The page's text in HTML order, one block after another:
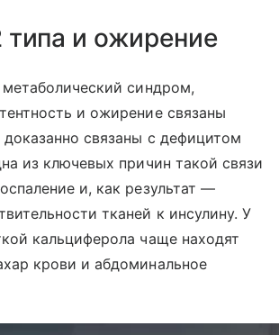
типа и ожирение
синдром,
и ожирение связаны
связаны с дефицитом
из ключевых причин такой связи
и, как результат —
тканей к инсулину. У
кальциферола чаще находят
крови и абдоминальное